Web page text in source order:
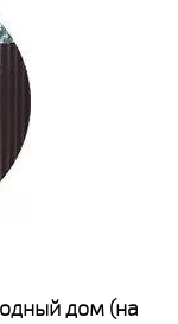
дом (на